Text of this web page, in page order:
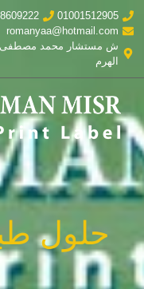
01001512905
romanyaa@hotmail.com
ش مستشار محمد مصطفى
الهرم
حلول